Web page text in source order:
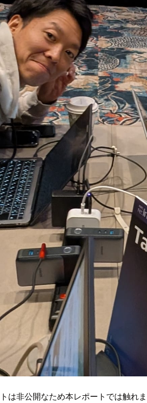
は非公開なため本レポートでは触れま